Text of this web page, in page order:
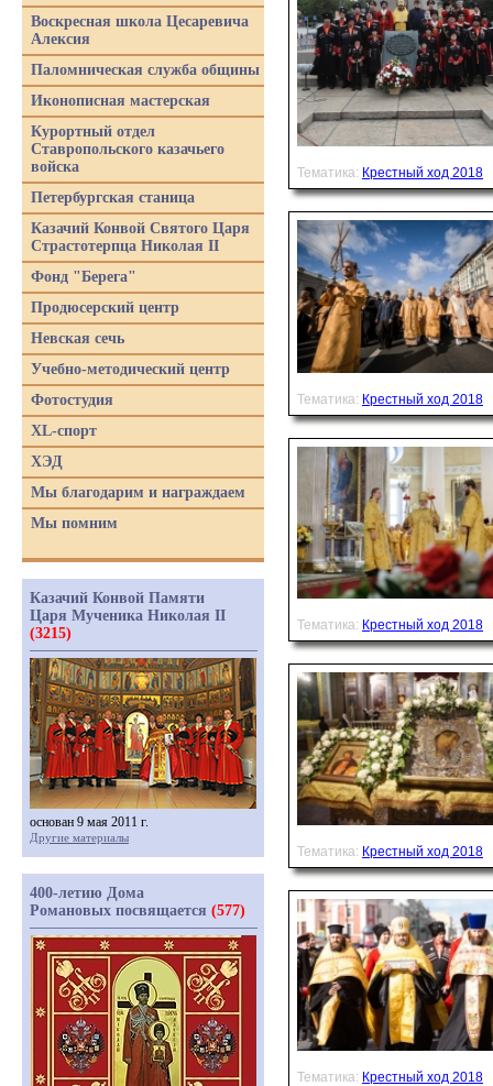
Тематика: Крестный ход 2018
Тематика: Крестный ход 2018
Тематика: Крестный ход 2018
Тематика: Крестный ход 2018
Тематика: Крестный ход 2018
Воскресная школа Цесаревича
Алексия
Паломническая служба общины
Иконописная мастерская
Курортный отдел
Ставропольского казачьего
войска
Петербургская станица
Казачий Конвой Святого Царя
Страстотерпца Николая II
Фонд "Берега"
Продюсерский центр
Невская сечь
Учебно-методический центр
Фотостудия
XL-спорт
ХЭД
Мы благодарим и награждаем
Мы помним
Казачий Конвой Памяти
Царя Мученика Николая II
(3215)
основан 9 мая 2011 г.
Другие материалы
400-летию Дома
Романовых посвящается (577)